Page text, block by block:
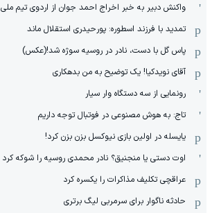
واکنش دبیر به خبر اخراج احمد جوان از اردوی تیم ملی
تمدید با فرزند اسطوره: پورحیدری استقلال ماند
پاس گل با دست، نادر در روسیه سوژه شد!(عکس)
آقای نویدکیا! یک توضیح به من بدهکاری
رونمایی از سه دستگاه وار سیار
تاج: به هوش مصنوعی در فوتبال توجه داریم
یایسله در اولین بازی نیوکسل بزن بزن کرد!
اوت دستی یا منجنیق؟ نادر محمدی روسیه را شوکه کرد
عراقچی تکلیف مذاکرات را یکسره کرد
حادثه ناگوار برای سرمربی لیگ برتری